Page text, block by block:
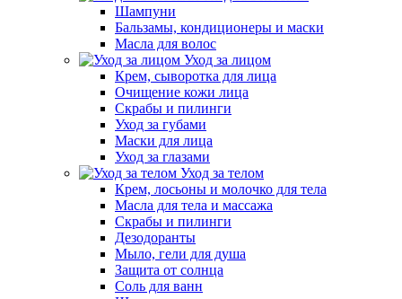
Шампуни
Бальзамы, кондиционеры и маски
Масла для волос
Уход за лицом
Крем, сыворотка для лица
Очищение кожи лица
Скрабы и пилинги
Уход за губами
Маски для лица
Уход за глазами
Уход за телом
Крем, лосьоны и молочко для тела
Масла для тела и массажа
Скрабы и пилинги
Дезодоранты
Мыло, гели для душа
Защита от солнца
Соль для ванн